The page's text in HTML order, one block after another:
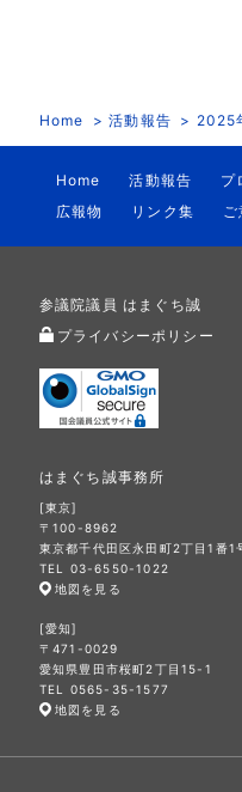
Home 活動報告 2025
Home 活動報告 プ
広報物
リンク集
参議院議員 はまぐち誠
プライバシーポリシー
はまぐち誠事務所
[東京]
〒100-8962
東京都千代田区永田町2丁目1番
TEL 03-6550-1022
地図を見る
[愛知]
〒471-0029
愛知県豊田市桜町2丁目15-1
TEL 0565-35-1577
地図を見る